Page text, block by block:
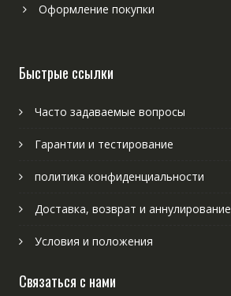
Оформление покупки
Быстрые ссылки
Часто задаваемые вопросы
Гарантии и тестирование
политика конфиденциальности
Доставка, возврат и аннулирование
Условия и положения
Связаться с нами